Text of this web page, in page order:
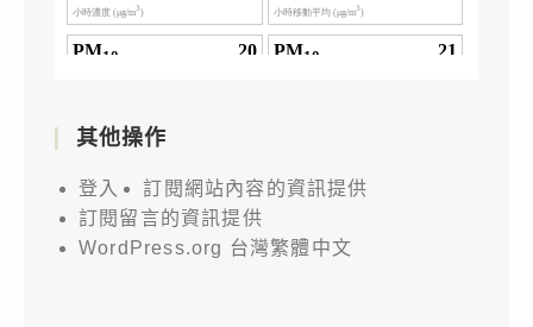
其他操作
登入
訂閱網站內容的資訊提供
訂閱留言的資訊提供
WordPress.org 台灣繁體中文